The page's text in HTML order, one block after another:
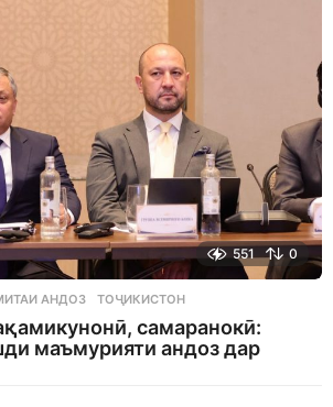
551 0
АНДОЗ ,ТОҶИКИСТОН
самаранокӣ:
маъмурияти андоз дар